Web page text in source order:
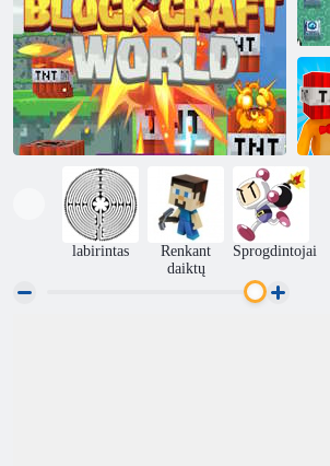
labirintas
Renkant
daiktų
Sprogdintojai